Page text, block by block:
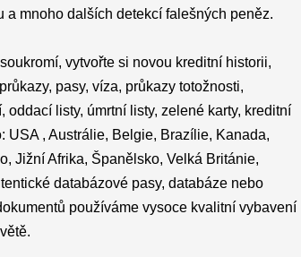
a mnoho dalších detekcí falešných peněz.
vytvořte si novou kreditní historii,
pasy, víza, průkazy totožnosti,
listy, úmrtní listy, zelené karty, kreditní
USA , Austrálie, Belgie, Brazílie, Kanada,
Jižní Afrika, Španělsko, Velká Británie,
databázové pasy, databáze nebo
používáme vysoce kvalitní vybavení